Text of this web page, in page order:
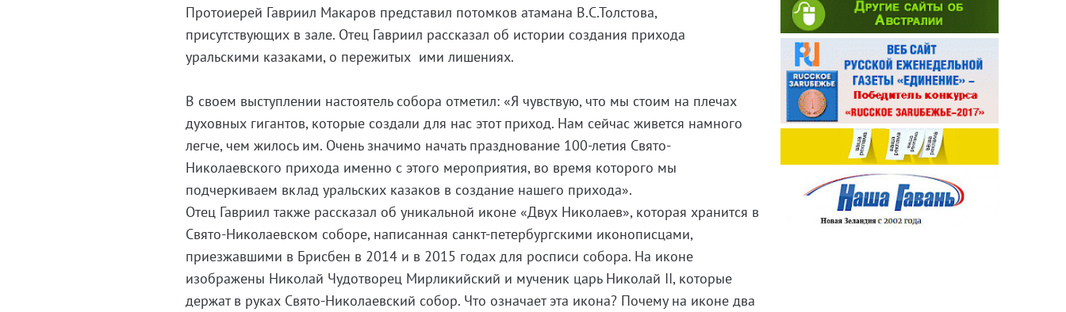
Протоиерей Гавриил Макаров представил потомков атамана В.С.Толстова,
присутствующих в зале. Отец Гавриил рассказал об истории создания прихода
уральскими казаками, о пережитых ими лишениях.
В своем выступлении настоятель собора отметил: «Я чувствую, что мы стоим на плечах
духовных гигантов, которые создали для нас этот приход. Нам сейчас живется намного
легче, чем жилось им. Очень значимо начать празднование 100-летия Свято-
Николаевского прихода именно с этого мероприятия, во время которого мы
подчеркиваем вклад уральских казаков в создание нашего прихода».
Отец Гавриил также рассказал об уникальной иконе «Двух Николаев», которая хранится в
Свято-Николаевском соборе, написанная санкт-петербургскими иконописцами,
приезжавшими в Брисбен в 2014 и в 2015 годах для росписи собора. На иконе
изображены Николай Чудотворец Мирликийский и мученик царь Николай II, которые
держат в руках Cвято-Николаевский собор. Что означает эта икона? Почему на иконе два